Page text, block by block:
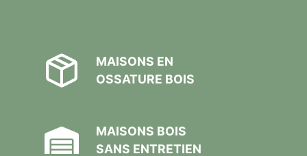
MAISONS EN
OSSATURE BOIS
MAISONS BOIS
SANS ENTRETIEN